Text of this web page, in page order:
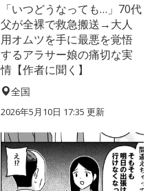
「いつどうなっても…」70代
父が全裸で救急搬送→大人
用オムツを手に最悪を覚悟
するアラサー娘の痛切な実
情【作者に聞く】
全国
2026年5月10日 17:35 更新